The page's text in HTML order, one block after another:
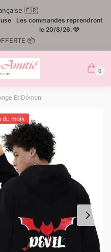
🇫🇷
Les commandes reprendront
le 20/8/26. 🩷
📦
0
Et Démon
du mois